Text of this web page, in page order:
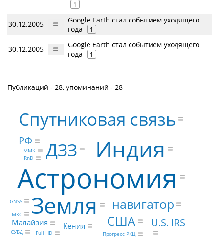
1
30.12.2005
Google Earth стал событием уходящего
года
1
30.12.2005
Google Earth стал событием уходящего
года
1
Публикаций - 28, упоминаний - 28
Астрономия
Земля
Индия
ДЗЗ
Спутниковая связь
навигатор
США
U.S. IRS
РФ
Малайзия Кения
ММК
СУБД Full HD
GNSS
МКС
Прогресс РКЦ
RnD